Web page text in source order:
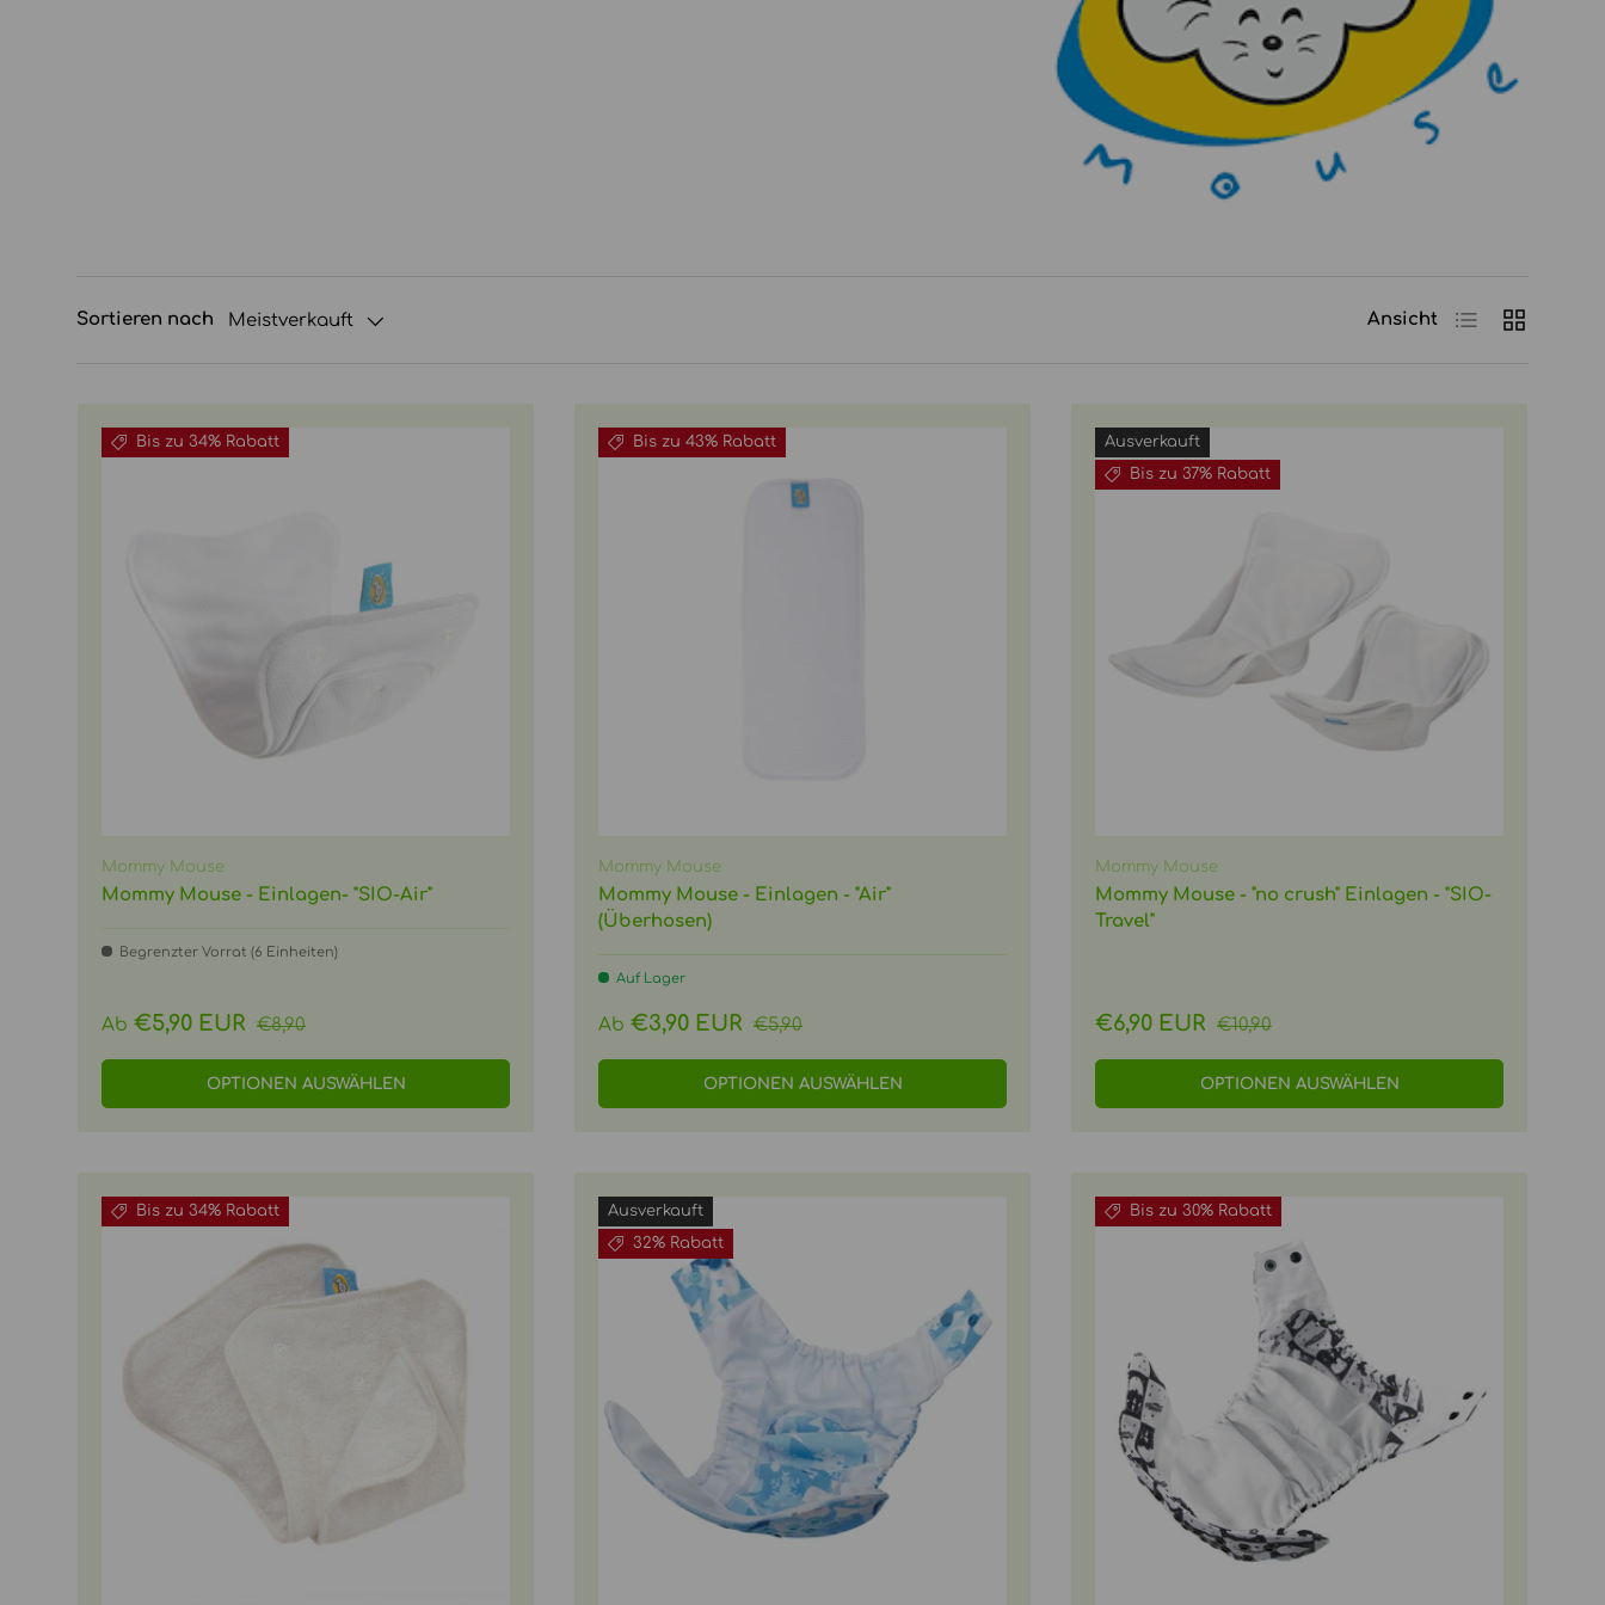
Sortieren nach Meistverkauft Ansicht Produktliste
Bis zu 34% Rabatt
Mommy Mouse
Mommy Mouse - Einlagen- "SIO-Air"
Begrenzter Vorrat (6 Einheiten)
Verkaufspreis
Ab €5,90 EUR Normaler Preis
€8,90
OPTIONEN AUSWÄHLEN
Bis zu 43% Rabatt
Mommy Mouse
Mommy Mouse - Einlagen - "Air"
(Überhosen)
Auf Lager
Verkaufspreis
Ab €3,90 EUR Normaler Preis
€5,90
OPTIONEN AUSWÄHLEN
Ausverkauft
Bis zu 37% Rabatt
Mommy Mouse
Mommy Mouse - "no crush" Einlagen - "SIO-
Travel"
Verkaufspreis
€6,90 EUR Normaler Preis
€10,90
OPTIONEN AUSWÄHLEN
Bis zu 34% Rabatt
Ausverkauft
32% Rabatt
Bis zu 30% Rabatt